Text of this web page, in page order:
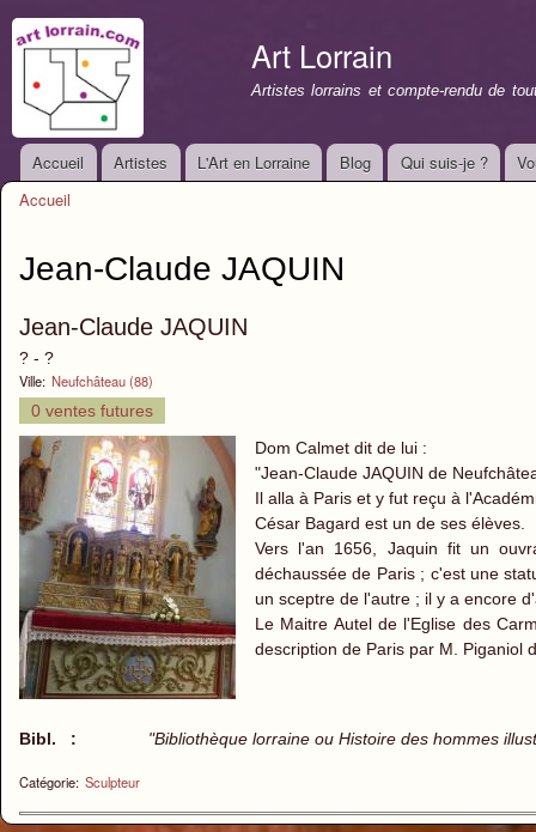
Art Lorrain
Artistes lorrains et compte-rendu de
Menu principal
Accueil Artistes L'Art en Lorraine Blog Qui suis-je ?
Accueil
Jean-Claude JAQUIN
Jean-Claude JAQUIN
? - ?
Ville: Neufchâteau (88)
0 ventes futures
Dom Calmet dit de lui :
"Jean-Claude JAQUIN de
Il alla à Paris et y fut reçu à
César Bagard est un de ses élèves.
Vers l'an 1656, Jaquin fit un
déchaussée de Paris ; c'est une
un sceptre de l'autre ; il y a encore
Le Maitre Autel de l'Eglise des
description de Paris par M. Piganiol
Bibl. : "Bibliothèque lorraine ou Histoire des hommes
Catégorie: Sculpteur